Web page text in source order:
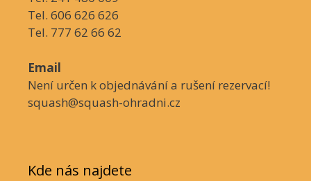
Tel. 606 626 626
Tel. 777 62 66 62
Email
Není určen k objednávání a rušení rezervací!
squash@squash-ohradni.cz
Kde nás najdete